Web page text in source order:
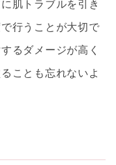
肌トラブルを引き
行うことが大切で
るダメージが高く
ことも忘れないよ